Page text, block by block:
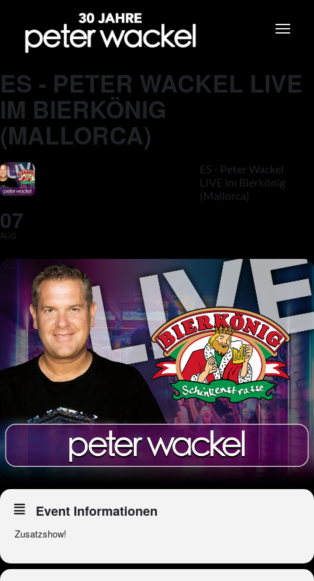
ES - PETER WACKEL LIVE
IM BIERKÖNIG
(MALLORCA)
07
AUG
ES - Peter Wackel
LIVE im Bierkönig
(Mallorca)
Event Informationen
Zusatzshow!